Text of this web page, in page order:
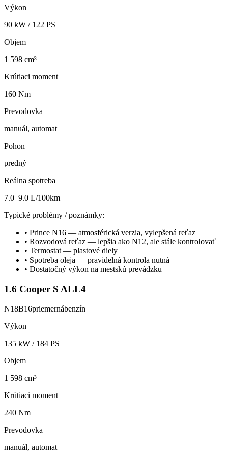
Výkon
90 kW / 122 PS
Objem
1 598 cm³
Krútiaci moment
160 Nm
Prevodovka
manuál, automat
Pohon
predný
Reálna spotreba
7.0–9.0 L/100km
Typické problémy / poznámky:
• Prince N16 — atmosférická verzia, vylepšená reťaz
• Rozvodová reťaz — lepšia ako N12, ale stále kontrolovať
• Termostat — plastové diely
• Spotreba oleja — pravidelná kontrola nutná
• Dostatočný výkon na mestskú prevádzku
1.6 Cooper S ALL4
N18B16priemernábenzín
Výkon
135 kW / 184 PS
Objem
1 598 cm³
Krútiaci moment
240 Nm
Prevodovka
manuál, automat